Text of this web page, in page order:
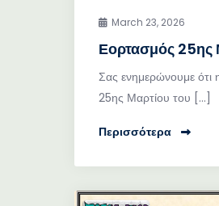
March 23, 2026
Εορτασμός 25ης
Σας ενημερώνουμε ότι
25ης Μαρτίου του […]
Περισσότερα